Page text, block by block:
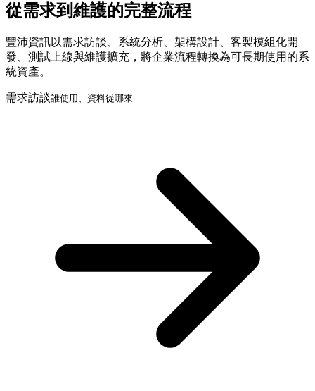
從需求到維護的完整流程
豐沛資訊以需求訪談、系統分析、架構設計、客製模組化開
發、測試上線與維護擴充，將企業流程轉換為可長期使用的系
統資產。
需求訪談誰使用、資料從哪來